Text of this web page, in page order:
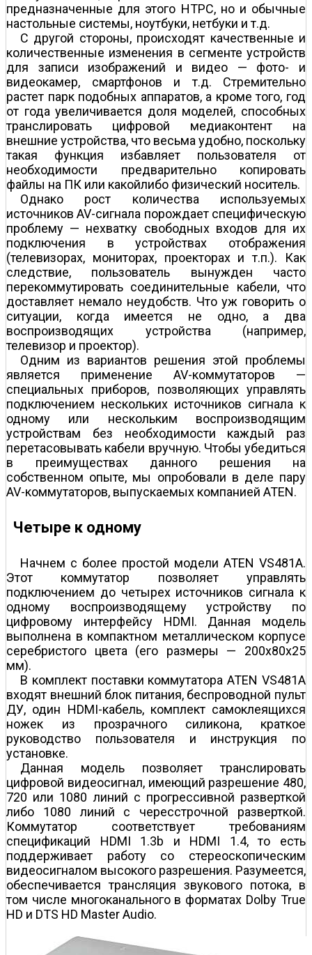
предназначенные для этого HTPC, но и обычные
настольные системы, ноутбуки, нетбуки и т.д.
С другой стороны, происходят качественные и
количественные изменения в сегменте устройств
для записи изображений и видео — фото- и
видеокамер, смартфонов и т.д. Стремительно
растет парк подобных аппаратов, а кроме того, год
от года увеличивается доля моделей, способных
транслировать цифровой медиаконтент на
внешние устройства, что весьма удобно, поскольку
такая функция избавляет пользователя от
необходимости предварительно копировать
файлы на ПК или какой­либо физический носитель.
Однако рост количества используемых
источников AV-сигнала порождает специфическую
проблему — нехватку свободных входов для их
подключения в устройствах отображения
(телевизорах, мониторах, проекторах и т.п.). Как
следствие, пользователь вынужден часто
перекоммутировать соединительные кабели, что
доставляет немало неудобств. Что уж говорить о
ситуации, когда имеется не одно, а два
воспроизводящих устройства (например,
телевизор и проектор).
Одним из вариантов решения этой проблемы
является применение AV-коммутаторов —
специальных приборов, позволяющих управлять
подключением нескольких источников сигнала к
одному или нескольким воспроизводящим
устройствам без необходимости каждый раз
перетасовывать кабели вручную. Чтобы убедиться
в преимуществах данного решения на
собственном опыте, мы опробовали в деле пару
AV-коммутаторов, выпускаемых компанией ATEN.
Четыре к одному
Начнем с более простой модели ATEN VS481A.
Этот коммутатор позволяет управлять
подключением до четырех источников сигнала к
одному воспроизводящему устройству по
цифровому интерфейсу HDMI. Данная модель
выполнена в компактном металлическом корпусе
серебристого цвета (его размеры — 200x80x25
мм).
В комплект поставки коммутатора ATEN VS481A
входят внешний блок питания, беспроводной пульт
ДУ, один HDMI-кабель, комплект самоклеящихся
ножек из прозрачного силикона, краткое
руководство пользователя и инструкция по
установке.
Данная модель позволяет транслировать
цифровой видеосигнал, имеющий разрешение 480,
720 или 1080 линий с прогрессивной разверткой
либо 1080 линий с чересстрочной разверткой.
Коммутатор соответствует требованиям
спецификаций HDMI 1.3b и HDMI 1.4, то есть
поддерживает работу со стереоскопическим
видеосигналом высокого разрешения. Разумеется,
обеспечивается трансляция звукового потока, в
том числе многоканального в форматах Dolby True
HD и DTS HD Master Audio.